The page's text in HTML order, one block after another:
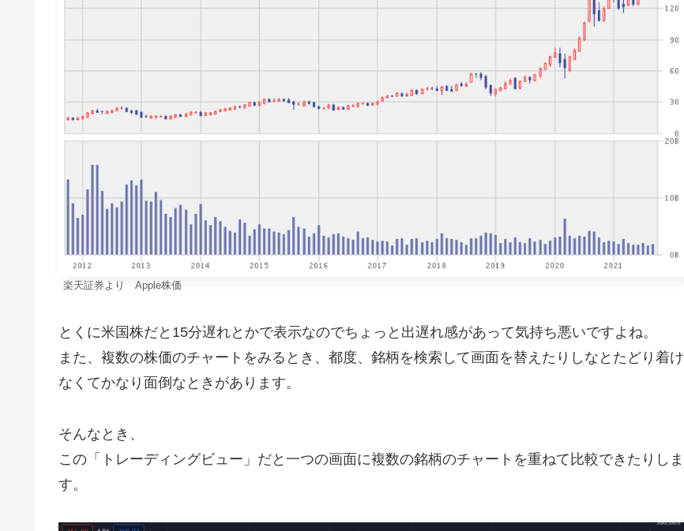
楽天証券より Apple株価
とくに米国株だと15分遅れとかで表示なのでちょっと出遅れ感があって気持ち悪いですよね。
また、複数の株価のチャートをみるとき、都度、銘柄を検索して画面を替えたりしなとたどり着け
なくてかなり面倒なときがあります。
そんなとき、
この「トレーディングビュー」だと一つの画面に複数の銘柄のチャートを重ねて比較できたりしま
す。